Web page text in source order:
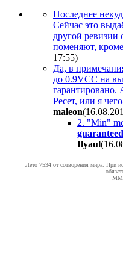
Последнее
Сейчас это
другой ревизии
поменяют,
17:55)
Да, в
до 0.9VCC на
гарантировано.
Ресет, или я
maleon
2. "Min"
Ilyaul
Лето 7534 от сотворения мира. При